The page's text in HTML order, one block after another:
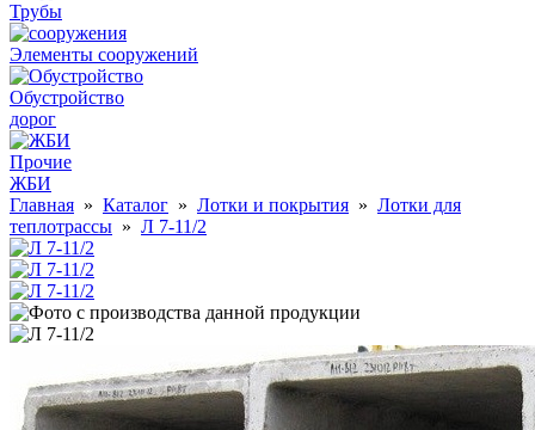
Трубы
Элементы сооружений
Обустройство
дорог
Прочие
ЖБИ
Главная » Каталог » Лотки и покрытия » Лотки для
теплотрассы » Л 7-11/2